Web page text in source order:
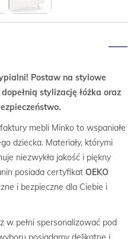
Postaw na stylowe
stylizację łóżka oraz
mebli Minko to wspaniałe
dziecka. Materiały, którymi
niezwykła jakość i piękny
posiada certyfikat OEKO
i bezpieczne dla Ciebie i
w pełni spersonalizować pod